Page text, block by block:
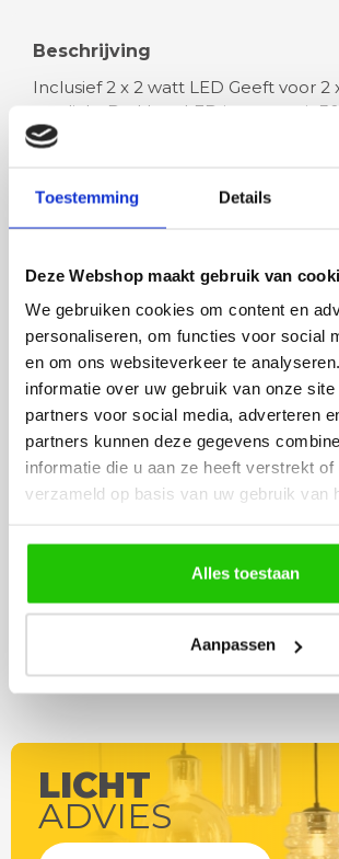
Toestemming Details
Deze Webshop maakt gebruik van
We gebruiken cookies om content en
personaliseren, om functies voor social
en om ons websiteverkeer te
informatie over uw gebruik van onze site
partners voor social media, adverteren
partners kunnen deze gegevens
informatie die u aan ze heeft verstrekt of
verzameld op basis van uw gebruik van
Alles toestaan
Aanpassen
Beschrijving
Inclusief 2 x 2 watt LED Geeft voor 2
aan licht De kleur LED is warm wit
licht naar boven en naa…
Lees meer
Rian
Fijne site waar ik een mooie
lamp heb uitgekozen en
besteld. De volgende dag
werd deze al bezorgd. Super
netjes en veilig verpakt.
LICHT
ADVIES